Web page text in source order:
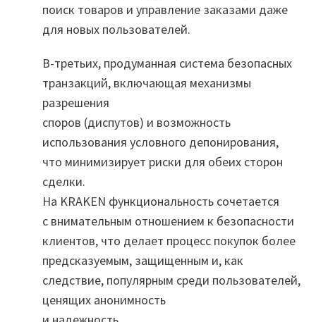
поиск товаров и управление заказами даже
для новых пользователей.
В-третьих, продуманная система безопасных
транзакций, включающая механизмы
разрешения
споров (диспутов) и возможность
использования условного депонирования,
что минимизирует риски для обеих сторон
сделки.
На KRAKEN функциональность сочетается
с внимательным отношением к безопасности
клиентов, что делает процесс покупок более
предсказуемым, защищенным и, как
следствие, популярным среди пользователей,
ценящих анонимность